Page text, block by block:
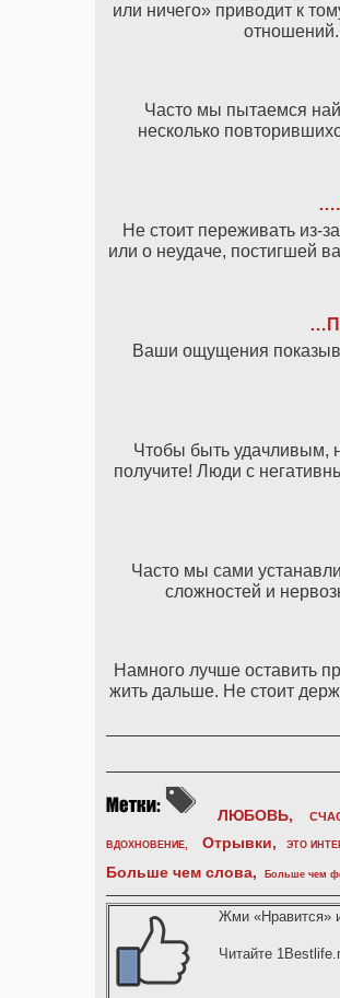
или ничего» приводит к
Часто мы пытаемся
несколько
Не стоит переживать из-
или о неудаче, постигшей
Ваши ощущения
Чтобы быть удачливым,
получите! Люди с
Часто мы сами
сложностей и
Намного лучше оставить
жить дальше. Не стоит
ЛЮБОВЬ,
ВДОХНОВЕНИЕ, Отрывки, ЭТО
Больше чем слова, Больше чем
Жми «Нравится»
Читайте